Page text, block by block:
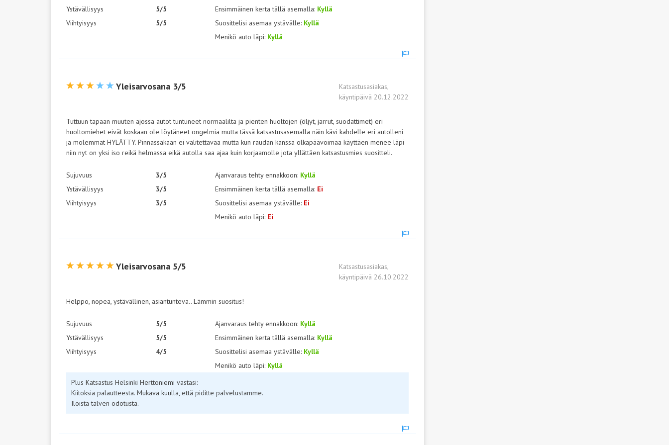
Ystävällisyys
Viihtyisyys
5/5
5/5
Ensimmäinen kerta tällä asemalla: Kyllä
Suosittelisi asemaa ystävälle: Kyllä
Menikö auto läpi: Kyllä
Yleisarvosana 3/5
Katsastusasiakas,
käyntipäivä 20.12.2022
Tuttuun tapaan muuten ajossa autot tuntuneet normaalilta ja pienten huoltojen (öljyt, jarrut, suodattimet) eri
huoltomiehet eivät koskaan ole löytäneet ongelmia mutta tässä katsastusasemalla näin kävi kahdelle eri autolleni
ja molemmat HYLÄTTY. Pinnassakaan ei valitettavaa mutta kun raudan kanssa olkapäävoimaa käyttäen menee läpi
niin nyt on yksi iso reikä helmassa eikä autolla saa ajaa kuin korjaamolle jota yllättäen katsastusmies suositteli.
Sujuvuus
Ystävällisyys
Viihtyisyys
3/5
3/5
3/5
Ajanvaraus tehty ennakkoon: Kyllä
Ensimmäinen kerta tällä asemalla: Ei
Suosittelisi asemaa ystävälle: Ei
Menikö auto läpi: Ei
Yleisarvosana 5/5
Katsastusasiakas,
käyntipäivä 26.10.2022
Helppo, nopea, ystävällinen, asiantunteva.. Lämmin suositus!
Sujuvuus
Ystävällisyys
Viihtyisyys
5/5
5/5
4/5
Ajanvaraus tehty ennakkoon: Kyllä
Ensimmäinen kerta tällä asemalla: Kyllä
Suosittelisi asemaa ystävälle: Kyllä
Menikö auto läpi: Kyllä
Plus Katsastus Helsinki Herttoniemi vastasi:
Kiitoksia palautteesta. Mukava kuulla, että piditte palvelustamme.
Iloista talven odotusta.